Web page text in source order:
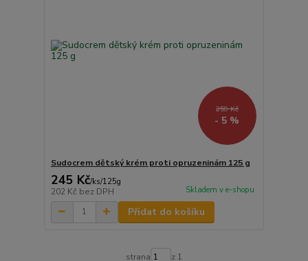
259 Kč
- 5 %
Sudocrem dětský krém proti opruzeninám 125 g
245 Kč/ks/125g
202 Kč bez DPH Skladem v e-shopu
Přidat do košíku
strana z 1